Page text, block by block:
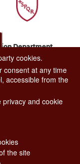
Department.
06 08
cookies.
consent at any time
accessible from the
and cookie
the site